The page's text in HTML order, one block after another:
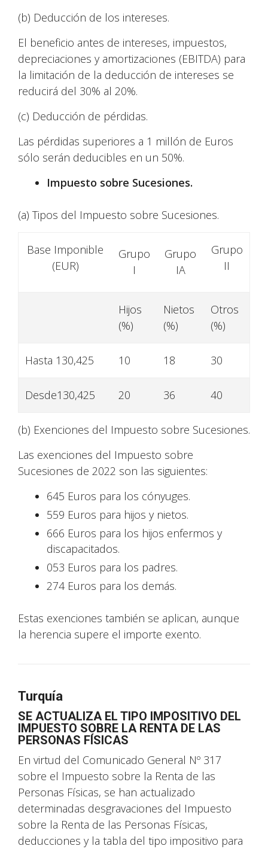
(b) Deducción de los intereses.
El beneficio antes de intereses, impuestos,
depreciaciones y amortizaciones (EBITDA) para
la limitación de la deducción de intereses se
reducirá del 30% al 20%.
(c) Deducción de pérdidas.
Las pérdidas superiores a 1 millón de Euros
sólo serán deducibles en un 50%.
Impuesto sobre Sucesiones.
(a) Tipos del Impuesto sobre Sucesiones.
Base Imponible
(EUR)
Grupo
I
Grupo
IA
Grupo
II
Hijos
(%)
Nietos
(%)
Otros
(%)
Hasta 130,425 10 18 30
Desde130,425 20 36 40
(b) Exenciones del Impuesto sobre Sucesiones.
Las exenciones del Impuesto sobre
Sucesiones de 2022 son las siguientes:
645 Euros para los cónyuges.
559 Euros para hijos y nietos.
666 Euros para los hijos enfermos y
discapacitados.
053 Euros para los padres.
274 Euros para los demás.
Estas exenciones también se aplican, aunque
la herencia supere el importe exento.
Turquía
SE ACTUALIZA EL TIPO IMPOSITIVO DEL
IMPUESTO SOBRE LA RENTA DE LAS
PERSONAS FÍSICAS
En virtud del Comunicado General Nº 317
sobre el Impuesto sobre la Renta de las
Personas Físicas, se han actualizado
determinadas desgravaciones del Impuesto
sobre la Renta de las Personas Físicas,
deducciones y la tabla del tipo impositivo para